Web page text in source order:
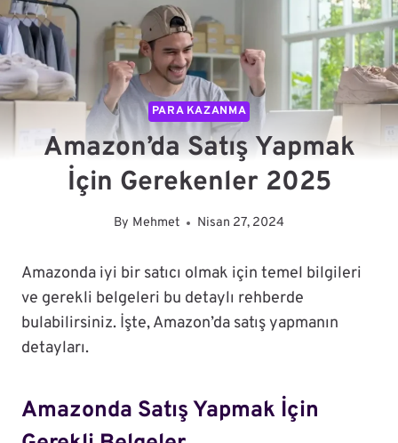
PARA KAZANMA
Amazon’da Satış Yapmak
İçin Gerekenler 2025
By Mehmet Nisan 27, 2024
Amazonda iyi bir satıcı olmak için temel bilgileri
ve gerekli belgeleri bu detaylı rehberde
bulabilirsiniz. İşte, Amazon’da satış yapmanın
detayları.
Amazonda Satış Yapmak İçin